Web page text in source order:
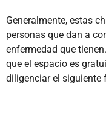
Generalmente, estas
personas que dan a
enfermedad que
que el espacio es
diligenciar el siguiente